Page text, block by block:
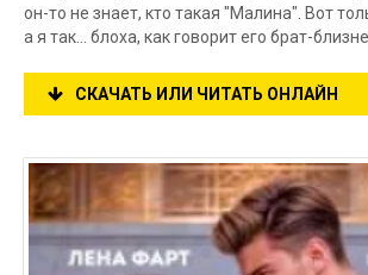
он-то не знает, кто такая "Малина". Вот
а я так... блоха, как говорит его брат-
СКАЧАТЬ ИЛИ ЧИТАТЬ ОНЛАЙН